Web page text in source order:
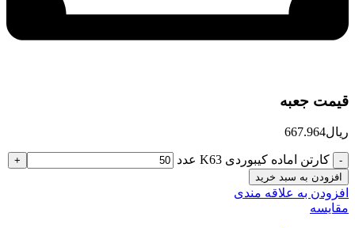
قیمت جعبه
ریال667.964
کارتن اماده کیبوردی K63 عدد
افزودن به سبد خرید
افزودن به علاقه مندی
مقایسه